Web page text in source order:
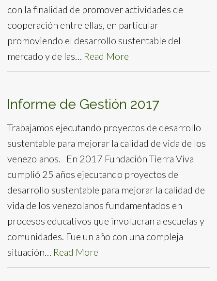
con la finalidad de promover actividades de
cooperación entre ellas, en particular
promoviendo el desarrollo sustentable del
mercado y de las… Read More
Informe de Gestión 2017
Trabajamos ejecutando proyectos de desarrollo
sustentable para mejorar la calidad de vida de los
venezolanos. En 2017 Fundación Tierra Viva
cumplió 25 años ejecutando proyectos de
desarrollo sustentable para mejorar la calidad de
vida de los venezolanos fundamentados en
procesos educativos que involucran a escuelas y
comunidades. Fue un año con una compleja
situación… Read More